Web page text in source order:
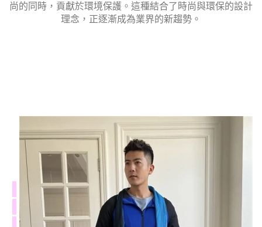
尚的同時，貢獻於環境保護。這種結合了時尚與環保的設計
理念，正逐漸成為業界的新趨勢。